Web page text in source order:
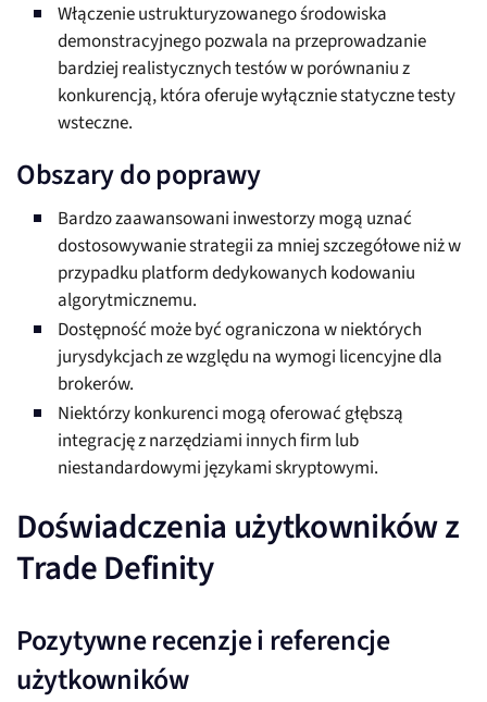
Włączenie ustrukturyzowanego środowiska
demonstracyjnego pozwala na przeprowadzanie
bardziej realistycznych testów w porównaniu z
konkurencją, która oferuje wyłącznie statyczne testy
wsteczne.
Obszary do poprawy
Bardzo zaawansowani inwestorzy mogą uznać
dostosowywanie strategii za mniej szczegółowe niż w
przypadku platform dedykowanych kodowaniu
algorytmicznemu.
Dostępność może być ograniczona w niektórych
jurysdykcjach ze względu na wymogi licencyjne dla
brokerów.
Niektórzy konkurenci mogą oferować głębszą
integrację z narzędziami innych firm lub
niestandardowymi językami skryptowymi.
Doświadczenia użytkowników z
Trade Definity
Pozytywne recenzje i referencje
użytkowników